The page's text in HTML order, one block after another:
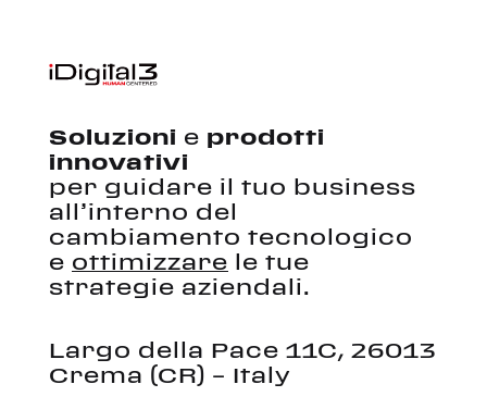
Soluzioni e prodotti
innovativi
per guidare il tuo business
all’interno del
cambiamento tecnologico
e ottimizzare le tue
strategie aziendali.
Largo della Pace 11C, 26013
Crema (CR) – Italy